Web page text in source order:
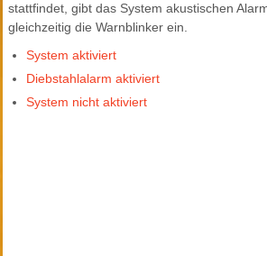
stattfindet, gibt das System akustischen
gleichzeitig die Warnblinker ein.
System aktiviert
Diebstahlalarm aktiviert
System nicht aktiviert